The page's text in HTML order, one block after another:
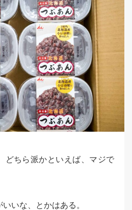
どちら派かといえば、マジで
いな、とかはある。